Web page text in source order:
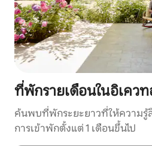
ที่พักรายเดือนในอิเคว
ค้นพบที่พักระยะยาวที่ให้ความรู้
การเข้าพักตั้งแต่ 1 เดือนขึ้นไป